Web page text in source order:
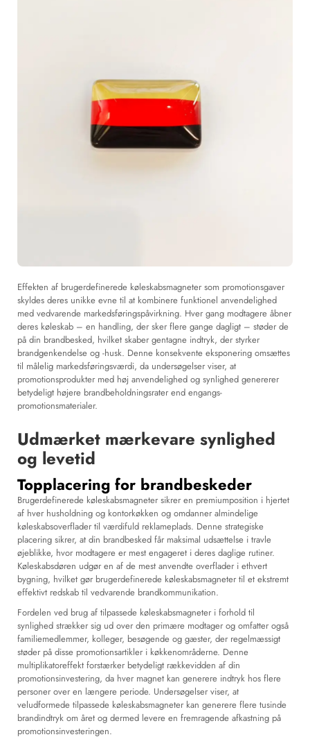
Effekten af brugerdefinerede køleskabsmagneter som promotionsgaver
skyldes deres unikke evne til at kombinere funktionel anvendelighed
med vedvarende markedsføringspåvirkning. Hver gang modtagere åbner
deres køleskab – en handling, der sker flere gange dagligt – støder de
på din brandbesked, hvilket skaber gentagne indtryk, der styrker
brandgenkendelse og -husk. Denne konsekvente eksponering omsættes
til målelig markedsføringsværdi, da undersøgelser viser, at
promotionsprodukter med høj anvendelighed og synlighed genererer
betydeligt højere brandbeholdningsrater end engangs-
promotionsmaterialer.
Udmærket mærkevare synlighed
og levetid
Topplacering for brandbeskeder
Brugerdefinerede køleskabsmagneter sikrer en premiumposition i hjertet
af hver husholdning og kontorkøkken og omdanner almindelige
køleskabsoverflader til værdifuld reklameplads. Denne strategiske
placering sikrer, at din brandbesked får maksimal udsættelse i travle
øjeblikke, hvor modtagere er mest engageret i deres daglige rutiner.
Køleskabsdøren udgør en af de mest anvendte overflader i ethvert
bygning, hvilket gør brugerdefinerede køleskabsmagneter til et ekstremt
effektivt redskab til vedvarende brandkommunikation.
Fordelen ved brug af tilpassede køleskabsmagneter i forhold til
synlighed strækker sig ud over den primære modtager og omfatter også
familiemedlemmer, kolleger, besøgende og gæster, der regelmæssigt
støder på disse promotionsartikler i køkkenområderne. Denne
multiplikatoreffekt forstærker betydeligt rækkevidden af din
promotionsinvestering, da hver magnet kan generere indtryk hos flere
personer over en længere periode. Undersøgelser viser, at
veludformede tilpassede køleskabsmagneter kan generere flere tusinde
brandindtryk om året og dermed levere en fremragende afkastning på
promotionsinvesteringen.